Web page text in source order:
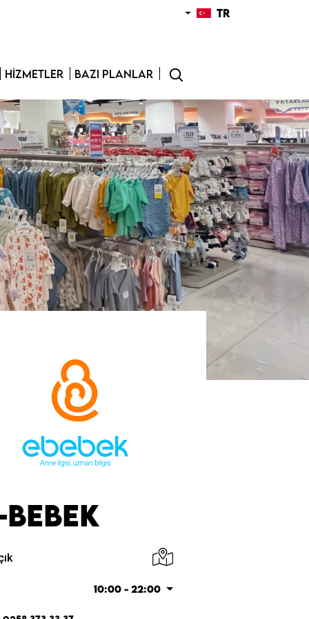
TR
HIZMETLER BAZI PLANLAR
10:00 - 22:00